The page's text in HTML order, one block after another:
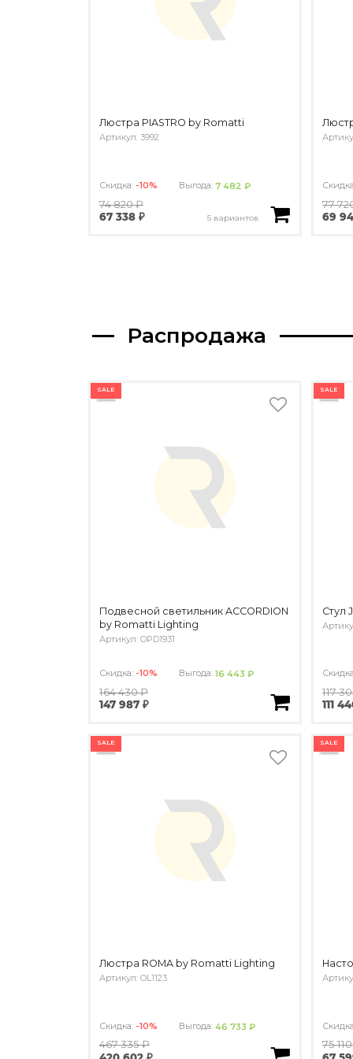
Люстра PIASTRO by Romatti
Артикул: 3992
Скидка: -10% Выгода:7 482 ₽
74 820 ₽
67 338 ₽
5 вариантов
77
69
Распродажа
SALE
Подвесной светильник ACCORDION
by Romatti Lighting
Артикул: OPD1931
Скидка: -10% Выгода:16 443 ₽
164 430 ₽
147 987 ₽
SALE
Стул
117
111
SALE
Люстра ROMA by Romatti Lighting
Артикул: OL1123
Скидка: -10% Выгода:46 733 ₽
467 335 ₽
SALE
75